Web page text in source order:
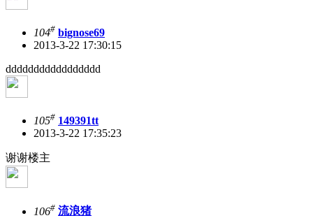
104# bignose69
2013-3-22 17:30:15
ddddddddddddddddd
105# 149391tt
2013-3-22 17:35:23
谢谢楼主
106# 流浪猪